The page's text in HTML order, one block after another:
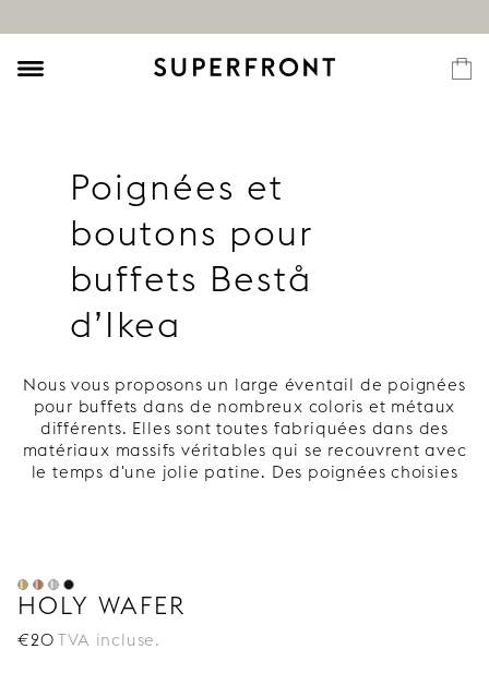
Poignées et
boutons pour
buffets Bestå
d’Ikea
Nous vous proposons un large éventail de poignées
pour buffets dans de nombreux coloris et métaux
différents. Elles sont toutes fabriquées dans des
matériaux massifs véritables qui se recouvrent avec
le temps d'une jolie patine. Des poignées choisies
complet. Découvrez plus
HOLY WAFER
€20 TVA incluse.